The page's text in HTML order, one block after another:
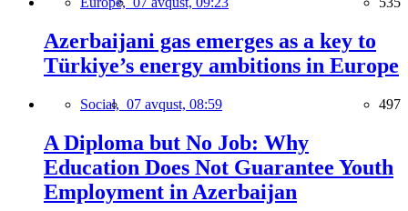
Azerbaijani gas emerges as a key to
Türkiye’s energy ambitions in Europe
Social, 07 avqust, 08:59 497
A Diploma but No Job: Why
Education Does Not Guarantee Youth
Employment in Azerbaijan